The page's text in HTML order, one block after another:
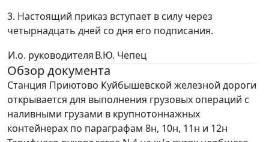
3. Настоящий приказ вступает в силу через
четырнадцать дней со дня его подписания.
И.о. руководителяВ.Ю. Чепец
Обзор документа
Станция Приютово Куйбышевской железной дороги
открывается для выполнения грузовых операций с
наливными грузами в крупнотоннажных
контейнерах по параграфам 8н, 10н, 11н и 12н